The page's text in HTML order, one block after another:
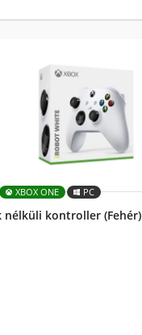
XBOX ONE PC
nélküli kontroller (Fehér)